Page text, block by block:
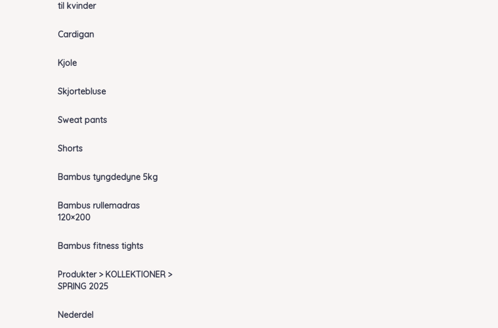
til kvinder
Cardigan
Kjole
Skjortebluse
Sweat pants
Shorts
Bambus tyngdedyne 5kg
Bambus rullemadras
120×200
Bambus fitness tights
Produkter > KOLLEKTIONER >
SPRING 2025
Nederdel